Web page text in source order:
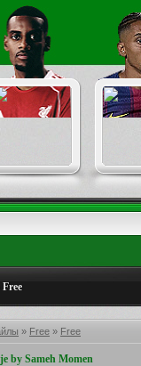
Free
» Free » Free
by Sameh Momen